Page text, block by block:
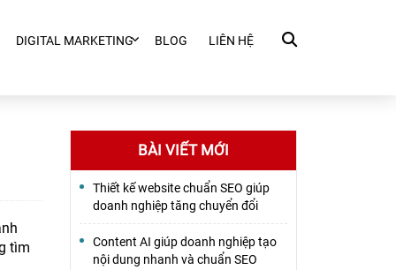
DIGITAL MARKETING BLOG LIÊN HỆ
tìm
BÀI VIẾT MỚI
Thiết kế website chuẩn SEO giúp
doanh nghiệp tăng chuyển đổi
Content AI giúp doanh nghiệp tạo
nội dung nhanh và chuẩn SEO